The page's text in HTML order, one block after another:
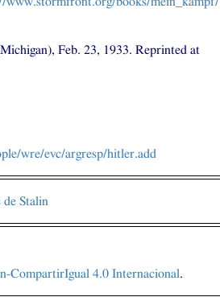
Feb. 23, 1933. Reprinted at
wre/evc/argresp/hitler.add
Stalin
CompartirIgual 4.0 Internacional.